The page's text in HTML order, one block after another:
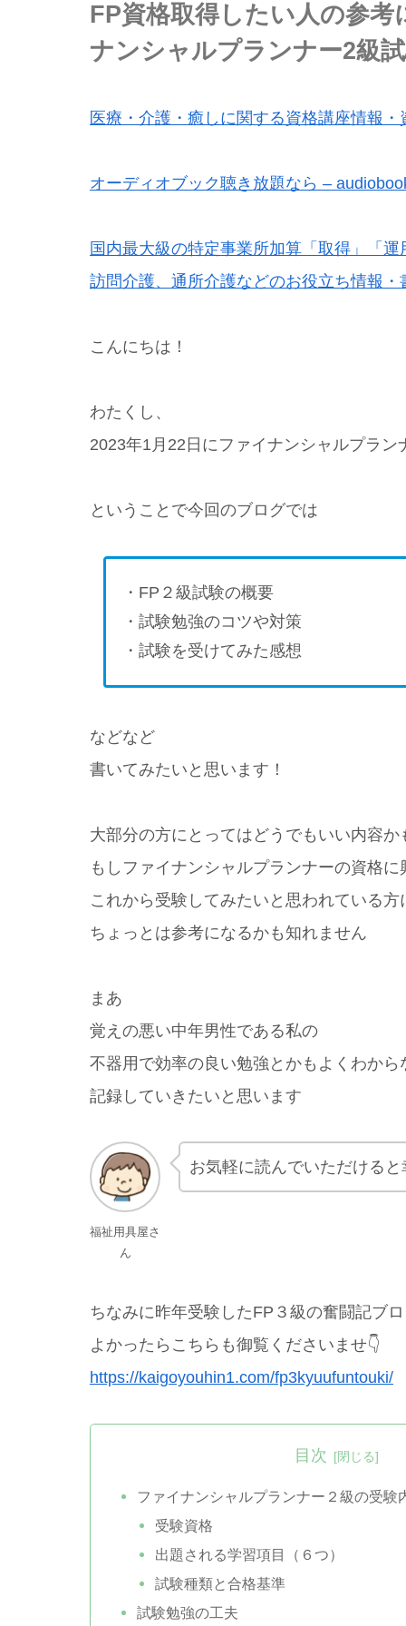
FP資格取得したい人の参
ナンシャルプランナー2級
医療・介護・癒しに関する資格講座情報
オーディオブック聴き放題なら –
国内最大級の特定事業所加算「取得」「
訪問介護、通所介護などのお役立ち情報
こんにちは！
わたくし、
2023年1月22日にファイナンシャルプラ
ということで今回のブログでは
・FP２級試験の概要
・試験勉強のコツや対策
・試験を受けてみた感想
などなど
書いてみたいと思います！
大部分の方にとってはどうでもいい内容か
もしファイナンシャルプランナーの資格に
これから受験してみたいと思われている方
ちょっとは参考になるかも知れません
まあ
覚えの悪い中年男性である私の
不器用で効率の良い勉強とかもよくわか
記録していきたいと思います
福祉用具屋さ
ん
お気軽に読んでいただける
ちなみに昨年受験したFP３級の奮闘記ブ
よかったらこちらも御覧くださいませ👇
https://kaigoyouhin1.com/fp3kyuufuntouki/
目次
ファイナンシャルプランナー２級の受験
受験資格
出題される学習項目（６つ）
試験種類と合格基準
試験勉強の工夫